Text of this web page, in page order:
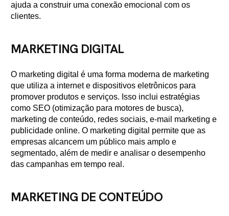
ajuda a construir uma conexão emocional com os
clientes.
MARKETING DIGITAL
O marketing digital é uma forma moderna de marketing
que utiliza a internet e dispositivos eletrônicos para
promover produtos e serviços. Isso inclui estratégias
como SEO (otimização para motores de busca),
marketing de conteúdo, redes sociais, e-mail marketing e
publicidade online. O marketing digital permite que as
empresas alcancem um público mais amplo e
segmentado, além de medir e analisar o desempenho
das campanhas em tempo real.
MARKETING DE CONTEÚDO